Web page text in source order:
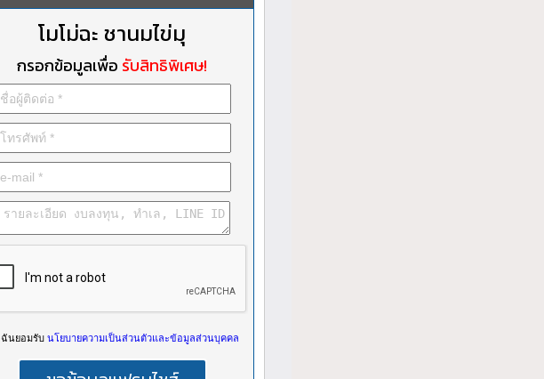
โมโม่ฉะ ชานมไข่มุ
กรอกข้อมูลเพื่อ รับสิทธิพิเศษ!
ฉันยอมรับ นโยบายความเป็นส่วนตัวและข้อมูลส่วนบุคคล